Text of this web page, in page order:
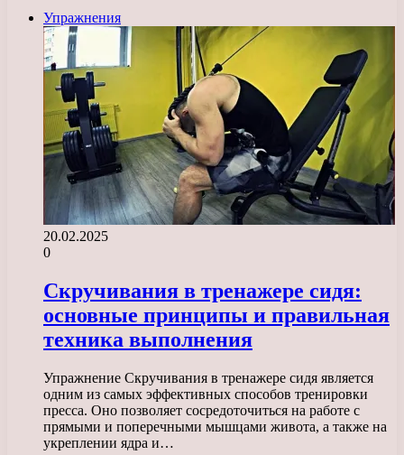
Упражнения
20.02.2025
0
Скручивания в тренажере сидя:
основные принципы и правильная
техника выполнения
Упражнение Скручивания в тренажере сидя является
одним из самых эффективных способов тренировки
пресса. Оно позволяет сосредоточиться на работе с
прямыми и поперечными мышцами живота, а также на
укреплении ядра и…